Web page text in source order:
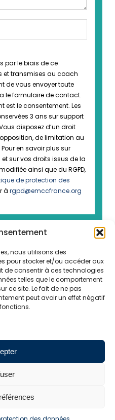
nous utilisons des
pour stocker et/ou accéder aux
de consentir à ces technologies
telles que le comportement
ce site. Le fait de ne pas
peut avoir un effet négatif
par le biais de ce
et transmises au coach
de vous envoyer toute
le formulaire de contact.
est le consentement. Les
3 ans sur support
disposez d’un droit
de limitation au
en savoir plus sur
sur vos droits issus de la
ainsi que du RGPD,
de protection des
à rgpd@emccfrance.org
Politique de